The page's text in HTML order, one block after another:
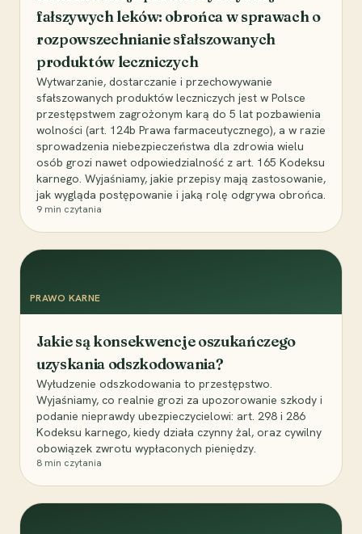
fałszywych leków: obrońca w sprawach o
rozpowszechnianie sfałszowanych
produktów leczniczych
Wytwarzanie, dostarczanie i przechowywanie
sfałszowanych produktów leczniczych jest w Polsce
przestępstwem zagrożonym karą do 5 lat pozbawienia
wolności (art. 124b Prawa farmaceutycznego), a w razie
sprowadzenia niebezpieczeństwa dla zdrowia wielu
osób grozi nawet odpowiedzialność z art. 165 Kodeksu
karnego. Wyjaśniamy, jakie przepisy mają zastosowanie,
jak wygląda postępowanie i jaką rolę odgrywa obrońca.
9 min czytania
PRAWO KARNE
Jakie są konsekwencje oszukańczego
uzyskania odszkodowania?
Wyłudzenie odszkodowania to przestępstwo.
Wyjaśniamy, co realnie grozi za upozorowanie szkody i
podanie nieprawdy ubezpieczycielowi: art. 298 i 286
Kodeksu karnego, kiedy działa czynny żal, oraz cywilny
obowiązek zwrotu wypłaconych pieniędzy.
8 min czytania